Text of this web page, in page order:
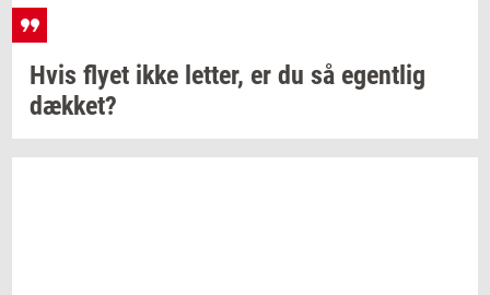
Hvis flyet ikke let­ter, er du så egent­lig
dæk­ket?